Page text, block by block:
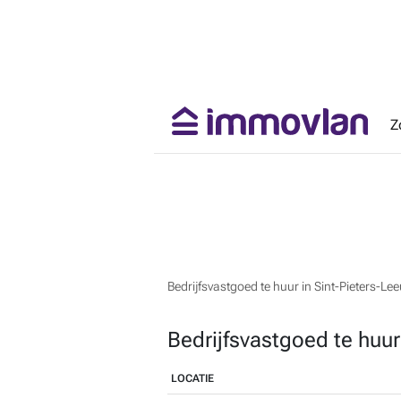
Bedrijfsvastgoed te huur in Sint-Pieters-
Bedrijfsvastgoed te
LOCATIE